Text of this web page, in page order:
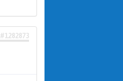
#1282873